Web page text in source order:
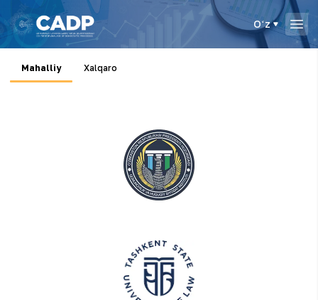
Oʻz
Mahalliy Xalqaro